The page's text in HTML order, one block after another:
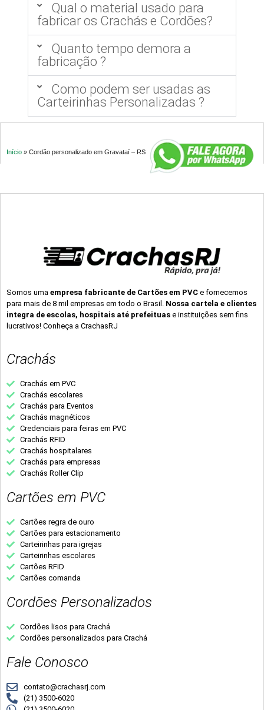
Qual o material usado para
fabricar os Crachás e Cordões?
Quanto tempo demora a
fabricação ?
Como podem ser usadas as
Carteirinhas Personalizadas ?
Início » Cordão personalizado em Gravataí – RS
Somos uma empresa fabricante de Cartões em PVC e fornecemos
para mais de 8 mil empresas em todo o Brasil. Nossa cartela e clientes
integra de escolas, hospitais até prefeituas e instituições sem fins
lucrativos! Conheça a CrachasRJ
Crachás
Crachás em PVC
Crachás escolares
Crachás para Eventos
Crachás magnéticos
Credenciais para feiras em PVC
Crachás RFID
Crachás hospitalares
Crachás para empresas
Crachás Roller Clip
Cartões em PVC
Cartões regra de ouro
Cartões para estacionamento
Carteirinhas para igrejas
Carteirinhas escolares
Cartões RFID
Cartões comanda
Cordões Personalizados
Cordões lisos para Crachá
Cordões personalizados para Crachá
Fale Conosco
contato@crachasrj.com
(21) 3500-6020